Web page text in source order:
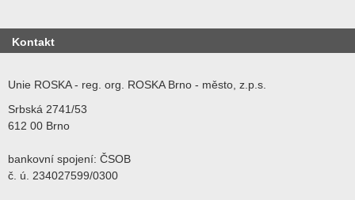
Kontakt
Unie ROSKA - reg. org. ROSKA Brno - město, z.p.s.
Srbská 2741/53
612 00 Brno
bankovní spojení: ČSOB
č. ú. 234027599/0300